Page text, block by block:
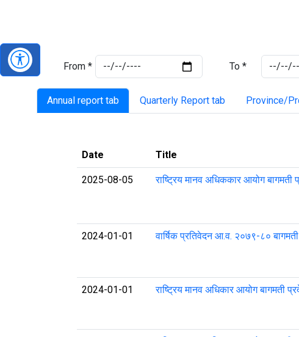
From * To *
Annual report tab Quarterly Report tab Province/
Date Title
2025-08-05 राष्ट्रिय मानव अधिककार आयोग बागमती
2024-01-01 वार्षिक प्रतिवेदन आ‍‌.व. २०७९-८०
2024-01-01 राष्ट्रिय मानव अधिकार आयोग बागमती